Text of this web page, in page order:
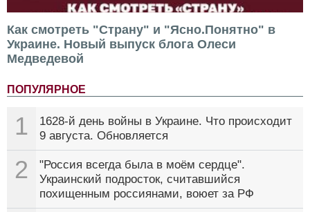
Как смотреть "Страну" и "Ясно.Понятно" в
Украине. Новый выпуск блога Олеси
Медведевой
ПОПУЛЯРНОЕ
1
1628-й день войны в Украине. Что происходит
9 августа. Обновляется
2
"Россия всегда была в моём сердце".
Украинский подросток, считавшийся
похищенным россиянами, воюет за РФ